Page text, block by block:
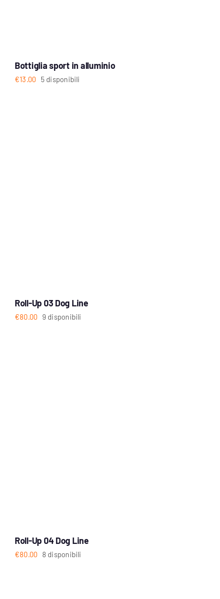
Bottiglia sport in alluminio
€13.00 5 disponibili
Roll-Up 03 Dog Line
€80.00 9 disponibili
Roll-Up 04 Dog Line
€80.00 8 disponibili